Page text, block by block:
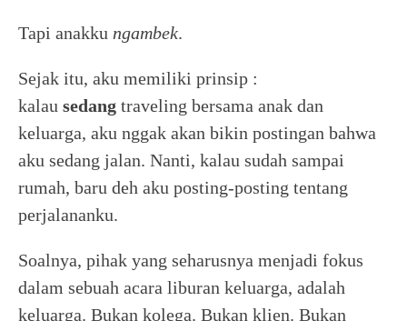
Tapi anakku ngambek.
Sejak itu, aku memiliki prinsip :
kalau sedang traveling bersama anak dan
keluarga, aku nggak akan bikin postingan bahwa
aku sedang jalan. Nanti, kalau sudah sampai
rumah, baru deh aku posting-posting tentang
perjalananku.
Soalnya, pihak yang seharusnya menjadi fokus
dalam sebuah acara liburan keluarga, adalah
keluarga. Bukan kolega. Bukan klien. Bukan